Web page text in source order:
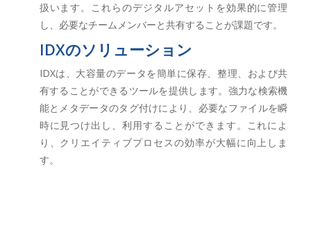
扱います。これらのデジタルアセットを効果的に管理
し、必要なチームメンバーと共有することが課題です。
IDXのソリューション
IDXは、大容量のデータを簡単に保存、整理、および共
有することができるツールを提供します。強力な検索機
能とメタデータのタグ付けにより、必要なファイルを瞬
時に見つけ出し、利用することができます。これによ
り、クリエイティブプロセスの効率が大幅に向上しま
す。